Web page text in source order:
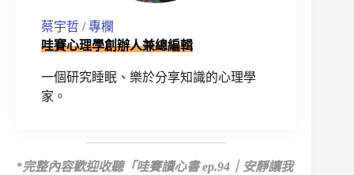
蔡宇哲 / 專欄
哇賽心理學創辦人兼總編輯
一個研究睡眠、樂於分享知識的心理學
家。
*完整內容歡迎收聽「哇賽讀心書 ep.94｜安靜讓我